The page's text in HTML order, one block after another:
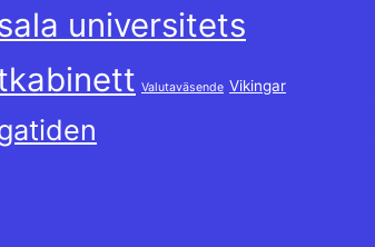
universitets
Valutaväsende Vikingar